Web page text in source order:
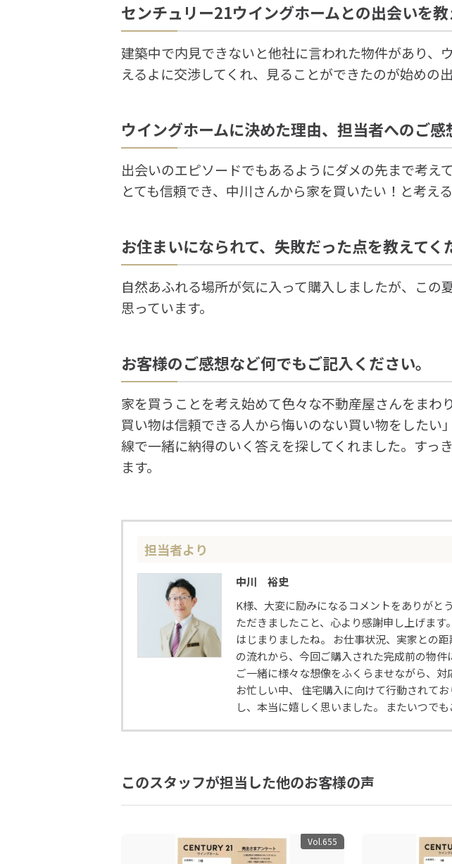
センチュリー21ウイングホームとの出会いを教
建築中で内見できないと他社に言われた物件があり、
えるよに交渉してくれ、見ることができたのが始めの出
ウイングホームに決めた理由、担当者へのご感
出会いのエピソードでもあるようにダメの先まで考
とても信頼でき、中川さんから家を買いたい！と考え
お住まいになられて、失敗だった点を教えてく
自然あふれる場所が気に入って購入しましたが、こ
思っています。
お客様のご感想など何でもご記入ください。
家を買うことを考え始めて色々な不動産屋さんをま
買い物は信頼できる人から悔いのない買い物をした
線で一緒に納得のいく答えを探してくれました。すっ
ます。
担当者より
中川 裕史
K様、大変に励みになるコメントをありがと
ただきましたこと、心より感謝申し上げま
はじまりましたね。 お仕事状況、実家との
の流れから、今回ご購入された完成前の物
ご一緒に様々な想像をふくらませながら、
お忙しい中、 住宅購入に向けて行動されて
し、本当に嬉しく思いました。 またいつで
このスタッフが担当した他のお客様の声
Vol.655